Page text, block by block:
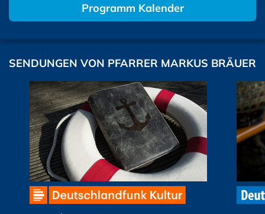
Programm Kalender
SENDUNGEN VON PFARRER MARKUS BRÄUER